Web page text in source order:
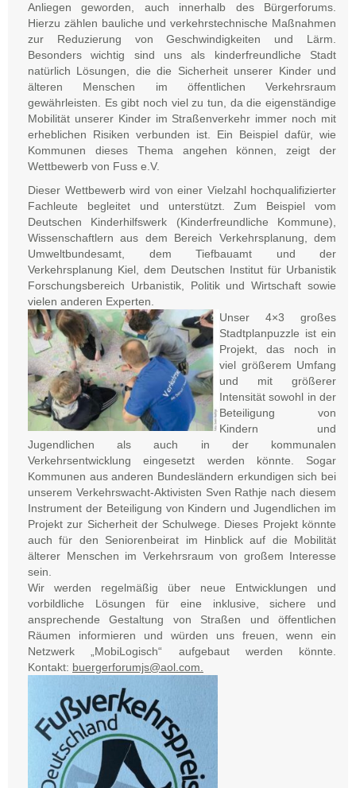
Anliegen geworden, auch innerhalb des Bürgerforums.
Hierzu zählen bauliche und verkehrstechnische Maßnahmen
zur Reduzierung von Geschwindigkeiten und Lärm.
Besonders wichtig sind uns als kinderfreundliche Stadt
natürlich Lösungen, die die Sicherheit unserer Kinder und
älteren Menschen im öffentlichen Verkehrsraum
gewährleisten. Es gibt noch viel zu tun, da die eigenständige
Mobilität unserer Kinder im Straßenverkehr immer noch mit
erheblichen Risiken verbunden ist. Ein Beispiel dafür, wie
Kommunen dieses Thema angehen können, zeigt der
Wettbewerb von Fuss e.V.
Dieser Wettbewerb wird von einer Vielzahl hochqualifizierter
Fachleute begleitet und unterstützt. Zum Beispiel vom
Deutschen Kinderhilfswerk (Kinderfreundliche Kommune),
Wissenschaftlern aus dem Bereich Verkehrsplanung, dem
Umweltbundesamt, dem Tiefbauamt und der
Verkehrsplanung Kiel, dem Deutschen Institut für Urbanistik
Forschungsbereich Urbanistik, Politik und Wirtschaft sowie
vielen anderen Experten.
Unser 4×3 großes
Stadtplanpuzzle ist ein
Projekt, das noch in
viel größerem Umfang
und mit größerer
Intensität sowohl in der
Beteiligung von
Kindern und
Jugendlichen als auch in der kommunalen
Verkehrsentwicklung eingesetzt werden könnte. Sogar
Kommunen aus anderen Bundesländern erkundigen sich bei
unserem Verkehrswacht-Aktivisten Sven Rathje nach diesem
Instrument der Beteiligung von Kindern und Jugendlichen im
Projekt zur Sicherheit der Schulwege. Dieses Projekt könnte
auch für den Seniorenbeirat im Hinblick auf die Mobilität
älterer Menschen im Verkehrsraum von großem Interesse
sein.
Wir werden regelmäßig über neue Entwicklungen und
vorbildliche Lösungen für eine inklusive, sichere und
ansprechende Gestaltung von Straßen und öffentlichen
Räumen informieren und würden uns freuen, wenn ein
Netzwerk „MobiLogisch“ aufgebaut werden könnte.
Kontakt: buergerforumjs@aol.com.